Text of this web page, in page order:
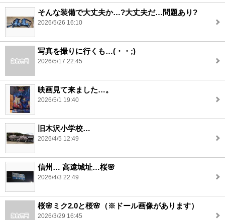
そんな装備で大丈夫か…?大丈夫だ…問題あり?
2026/5/26 16:10
写真を撮りに行くも…(・・;)
2026/5/17 22:45
映画見て来ました…。
2026/5/1 19:40
旧木沢小学校…
2026/4/5 12:49
信州… 高遠城址…桜🌸
2026/4/3 22:49
桜🌸ミク2.0と桜🌸（※ドール画像があります）
2026/3/29 16:45